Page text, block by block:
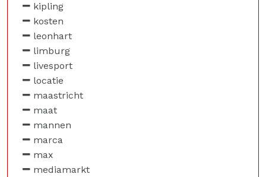
kipling
kosten
leonhart
limburg
livesport
locatie
maastricht
maat
mannen
marca
max
mediamarkt